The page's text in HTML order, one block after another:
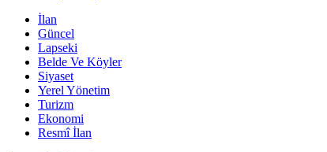
İlan
Güncel
Lapseki
Belde Ve Köyler
Siyaset
Yerel Yönetim
Turizm
Ekonomi
Resmî İlan